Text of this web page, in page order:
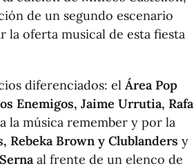
de un segundo escenario
la oferta musical de esta fiesta
diferenciados: el Área Pop
Enemigos, Jaime Urrutia, Rafa
la música remember y por la
Rebeka Brown y Clublanders y
al frente de un elenco de